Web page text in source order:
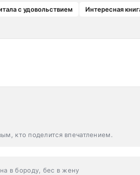
с удовольствием
Интересная
кто поделится впечатлением.
в бороду, бес в жену